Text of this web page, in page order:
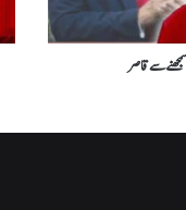
سے قاصر